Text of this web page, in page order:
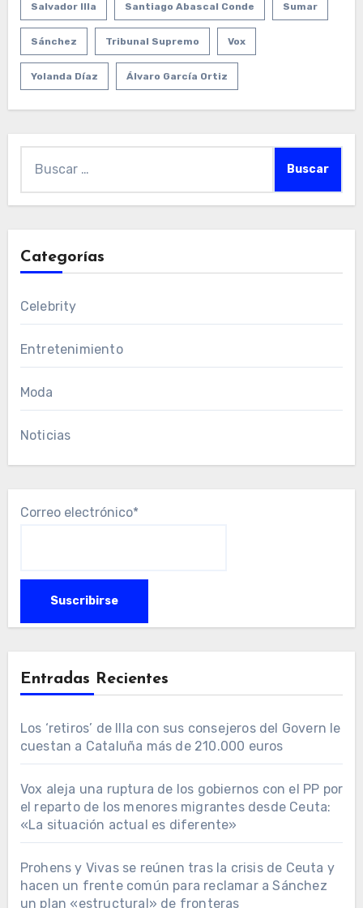
Salvador Illa Santiago Abascal Conde Sumar
Sánchez Tribunal Supremo Vox
Yolanda Díaz Álvaro García Ortiz
Categorías
Celebrity
Entretenimiento
Moda
Noticias
Correo electrónico*
Entradas Recientes
Los ‘retiros’ de Illa con sus consejeros del Govern le
cuestan a Cataluña más de 210.000 euros
Vox aleja una ruptura de los gobiernos con el PP por
el reparto de los menores migrantes desde Ceuta:
«La situación actual es diferente»
Prohens y Vivas se reúnen tras la crisis de Ceuta y
hacen un frente común para reclamar a Sánchez
un plan «estructural» de fronteras